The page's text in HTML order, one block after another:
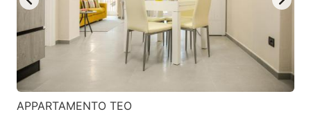
APPARTAMENTO TEO